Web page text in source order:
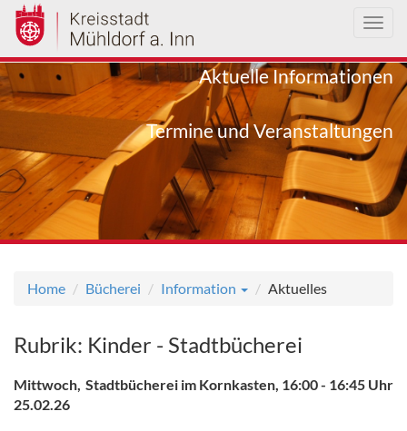
Direkt
zum
Inhalt
Aktuelle Informationen
Termine und Veranstaltungen
Home Bücherei Information Aktuelles
Rubrik: Kinder - Stadtbücherei
Stadtbücherei im Kornkasten, 16:00 - 16:45 Uhr
Mittwoch,
25.02.26